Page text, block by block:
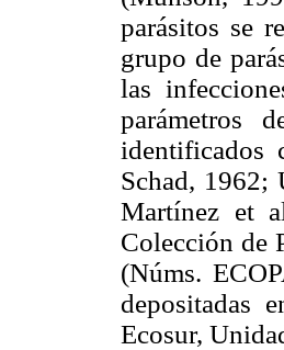
parásitos se
grupo de
las
parámetros
identificados
Schad, 1962;
Martínez et
Colección de
(Núms.
depositadas
Ecosur,